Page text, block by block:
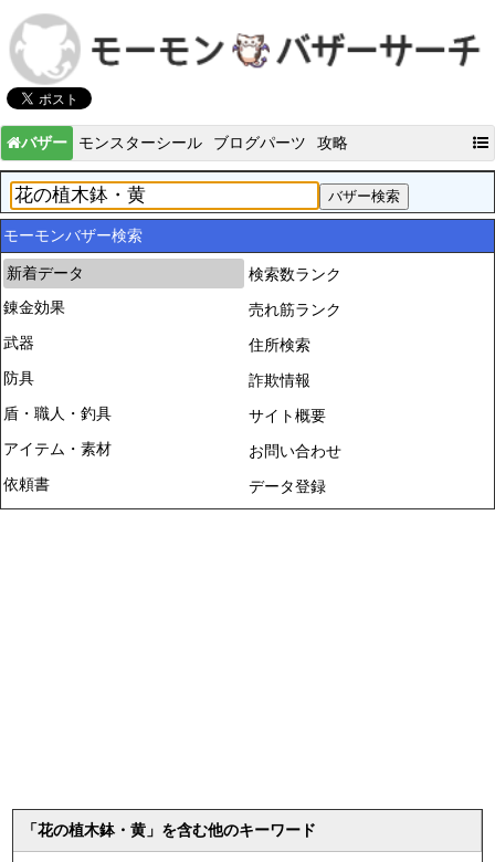
バザー モンスターシール ブログパーツ 攻略
モーモンバザー検索
新着データ
錬金効果
武器
防具
盾・職人・釣具
アイテム・素材
依頼書
検索数ランク
売れ筋ランク
住所検索
詐欺情報
サイト概要
お問い合わせ
データ登録
「花の植木鉢・黄」を含む他のキーワード